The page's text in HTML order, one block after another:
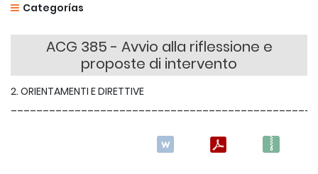
Categorías
ACG 385 - Avvio alla riflessione e
proposte di intervento
2. ORIENTAMENTI E DIRETTIVE